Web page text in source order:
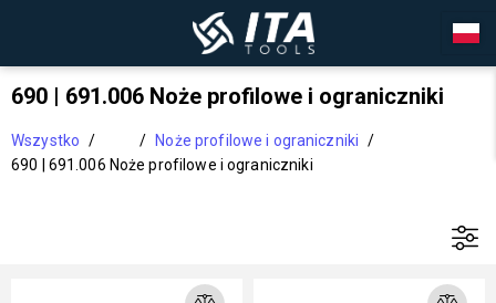
690 | 691.006 Noże profilowe i ograniczniki
Wszystko / / Noże profilowe i ograniczniki /
690 | 691.006 Noże profilowe i ograniczniki